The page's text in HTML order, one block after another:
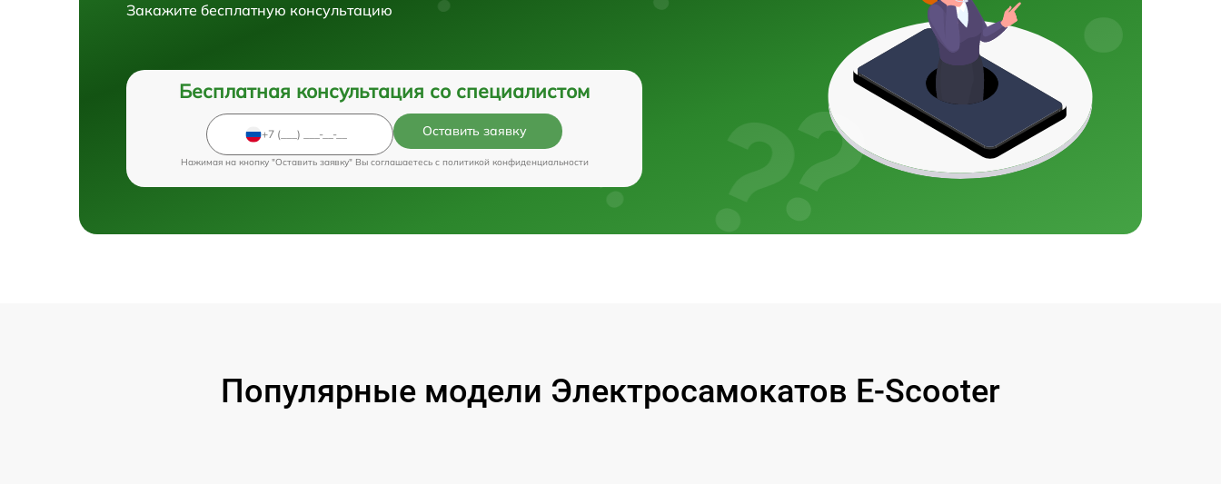
Закажите бесплатную консультацию
Бесплатная консультация со специалистом
Оставить заявку
Нажимая на кнопку "Оставить заявку" Вы соглашаетесь c политикой конфиденциальности
Популярные модели Электросамокатов E-Scooter